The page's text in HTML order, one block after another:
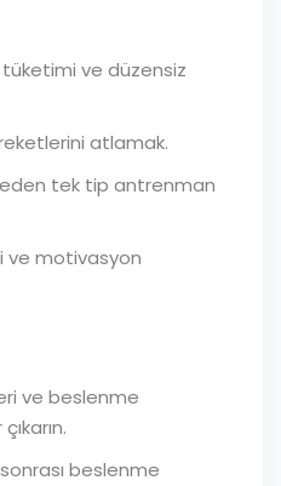
ve düzensiz
atlamak.
tek tip antrenman
ve motivasyon
ve beslenme
beslenme